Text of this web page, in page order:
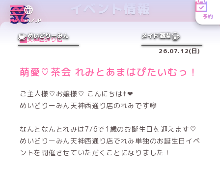
MENUEN／JP
予約
めいどりーみん メイド酒場
イベント情報
天神西通り店
26.07.12(日)
萌愛♡茶会 れみとあまはぴたいむっ！
ご主人様♡お嬢様♡ こんにちは☨❤
めいどりーみん天神西通り店のれみです🎼
なんとなんとれみは7/6で1歳のお誕生日を迎えます♡
めいどりーみん天神西通り店でれみ単独のお誕生日イベ
ントを開催させていただくことになりました！